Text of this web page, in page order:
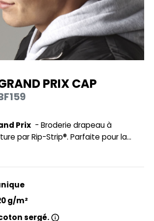
PRIX CAP
Prix
par Rip-Strip®. Parfaite pour la
broderie. Tour de tête : 58cm. Visière
g/m²
sergé.